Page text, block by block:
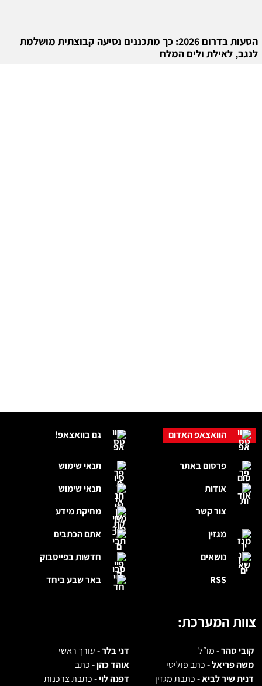
הסעות בדרום 2026: כך מתכננים נסיעה קבוצתית מושלמת
לנגב, לאילת ולים המלח
גם בוואצאפ!
תנאי שימוש
תנאי שימוש
מחיקת מידע
אתם הכתבים
חדשות בפייסבוק
באר שבע ביחד
הוואצאפ האדום
פרסום באתר
אודות
צור קשר
מגזין
נושאים
RSS
צוות המערכת:
קובי סהר -מו״ל דני בלר -עורך ראשי
משה פריאל -כתב פוליטי אוהד כהן -כתב
דנית שיר לביא -כתבת מגזין דפנה לוי -כתבת צרכנות